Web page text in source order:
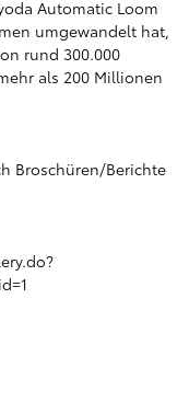
Automatic Loom
umgewandelt hat,
rund 300.000
als 200 Millionen
Broschüren/Berichte